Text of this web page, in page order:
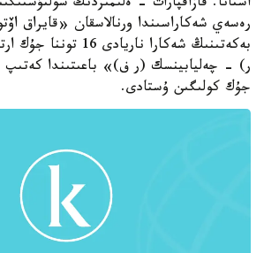
رەسەي شەكاراسىندا ورنالاسقان «قايراق
بەكەتىنىڭ شەكارا
ر) - چەليابينسك (ر ف)» باعىتىندا كەتىپ
جۇك كولىگىن ۇستادى.